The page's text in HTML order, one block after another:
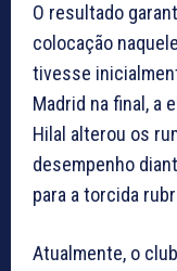
O resultado
colocação
tivesse
Madrid na final, a
Hilal alterou os
desempenho
para a torcida
Atualmente, o